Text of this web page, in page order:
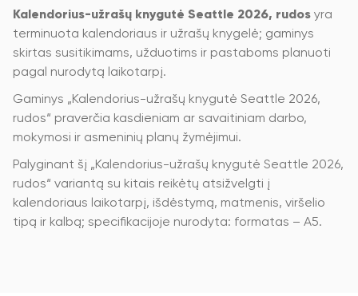
spalvos
Kalendorius-užrašų knygutė Seattle 2026, rudos yra
terminuota kalendoriaus ir užrašų knygelė; gaminys
skirtas susitikimams, užduotims ir pastaboms planuoti
pagal nurodytą laikotarpį.
Gaminys „Kalendorius-užrašų knygutė Seattle 2026,
rudos“ praverčia kasdieniam ar savaitiniam darbo,
mokymosi ir asmeninių planų žymėjimui.
Palyginant šį „Kalendorius-užrašų knygutė Seattle 2026,
rudos“ variantą su kitais reikėtų atsižvelgti į
kalendoriaus laikotarpį, išdėstymą, matmenis, viršelio
tipą ir kalbą; specifikacijoje nurodyta: formatas – A5.